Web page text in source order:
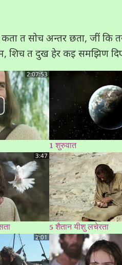
कता त सोच अन्‍तर छता, जीं
शिच त दुख हेर कइ समझिण
2:07:53
1 शुरुवात
3:47
5 शैतान यीशु लचेरता
2:01